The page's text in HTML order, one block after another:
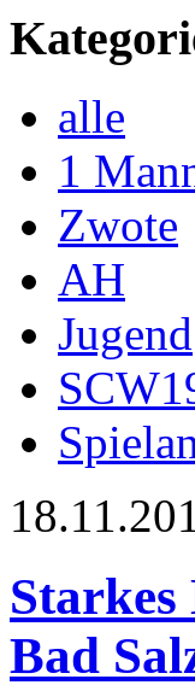
alle
1
Zwote
AH
Jugend
Starkes
Bad